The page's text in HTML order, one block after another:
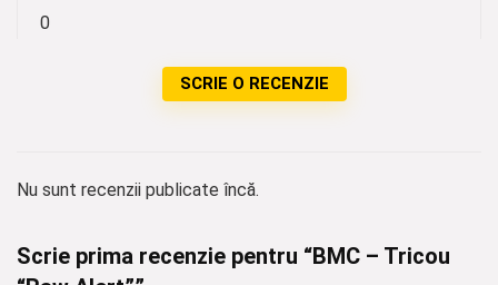
0
SCRIE O RECENZIE
Nu sunt recenzii publicate încă.
Scrie prima recenzie pentru “BMC – Tricou